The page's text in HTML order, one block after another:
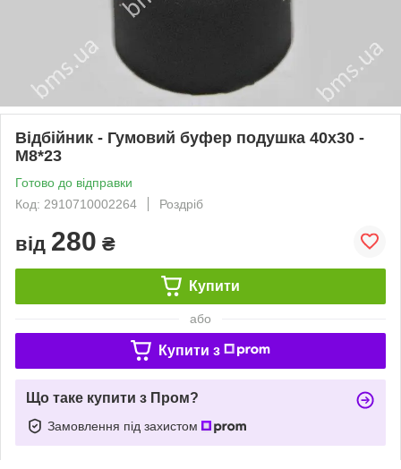
Відбійник - Гумовий буфер подушка 40х30 -
М8*23
Готово до відправки
Код: 2910710002264
Роздріб
від 280 ₴
Купити
або
Купити з
Що таке купити з Пром?
Замовлення під захистом